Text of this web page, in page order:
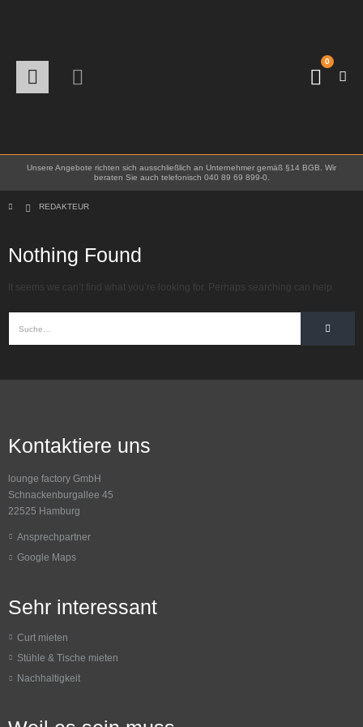
0
Unsere Angebote richten sich ausschließlich an Unternehmer gemäß §14 BGB. Wir
beraten Sie auch telefonisch 040 89 69 899-0.
REDAKTEUR
Nothing Found
It seems we can’t find what you’re looking for. Perhaps searching can help.
Kontaktiere uns
lounge factory GmbH
Schnackenburgallee 45
22525 Hamburg
Ansprechpartner
Google Maps
Sehr interessant
Curt mieten
Stühle & Tische mieten
Nachhaltigkeit